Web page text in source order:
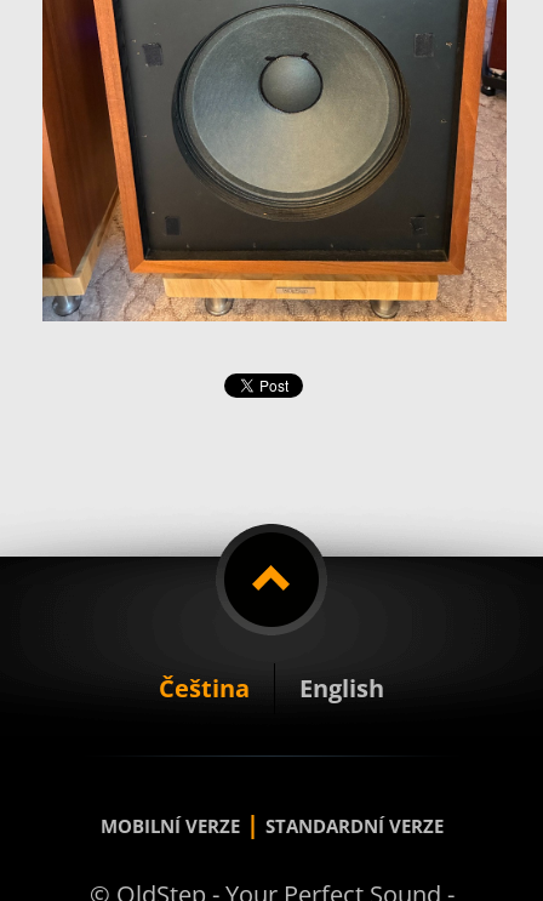
Čeština English
MOBILNÍ VERZE | STANDARDNÍ VERZE
© OldStep - Your Perfect Sound -